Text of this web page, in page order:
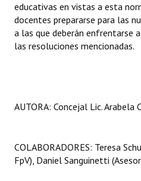
educativas en vistas a esta
docentes prepararse para las
a las que deberán enfrentarse
las resoluciones mencionadas.
AUTORA: Concejal Lic. Arabela
COLABORADORES: Teresa
FpV), Daniel Sanguinetti